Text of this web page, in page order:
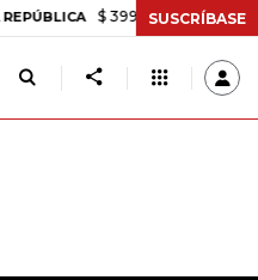
$ 399.745,16 +$ 2.295,71
SUSCRÍBASE